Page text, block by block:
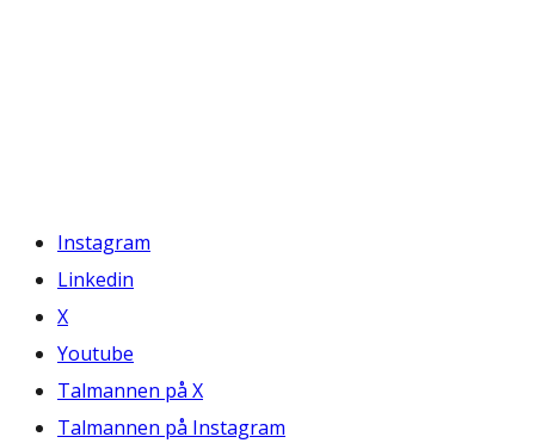
Instagram
Linkedin
X
Youtube
Talmannen på X
Talmannen på Instagram